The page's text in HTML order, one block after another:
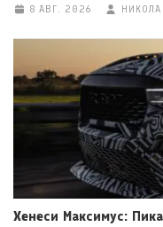
8 АВГ. 2026
Хенеси Максимус: